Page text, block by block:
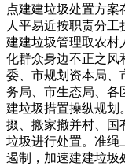
点建建垃圾处置方案
人平易近按职责分
建建垃圾管理取农村
化群众身边不正之风
委、市规划资本局、
务局、市生态局、各
建垃圾措置操纵规划
掇、搬家撤并村、国
垃圾进行处置。准绳
遏制，加速建建垃圾